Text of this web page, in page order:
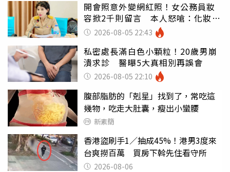
開會照意外變網紅照！女公務員妝
容掀2千則留言 本人怒嗆：化妝有
錯嗎2026-08-05 22:43
私密處長滿白色小顆粒！20歲男崩
潰求診 醫曝5大真相別再誤會
2026-08-05 22:10
腹部脂肪的「剋星」找到了，常吃這
幾物，吃走大肚囊，瘦出小蠻腰
新素簡
香港盜刷手1／抽成45%！港男3度來
台爽撈百萬 買房下斡先住看守所
2026-08-06